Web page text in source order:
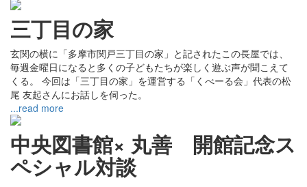
三丁目の家
玄関の横に「多摩市関戸三丁目の家」と記されたこの長屋では、
毎週金曜日になると多くの子どもたちが楽しく遊ぶ声が聞こえて
くる。 今回は「三丁目の家」を運営する「くべーる会」代表の松
尾 友起さんにお話しを伺った。
...read more
中央図書館× 丸善 開館記念ス
ペシャル対談